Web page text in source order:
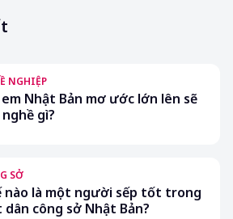
NGHIỆP
Nhật Bản mơ ước lớn lên sẽ
gì?
SỞ
nào là một người sếp tốt trong
dân công sở Nhật Bản?